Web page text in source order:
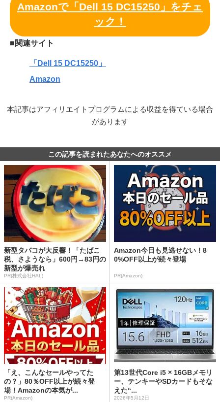
Amazonで「Dell 15 DC15250」をチェ
ック！
■関連サイト
「Dell 15 DC15250」
Amazon
本記事はアフィリエイトプログラムによる収益を得ている場合
があります
この記事を読まれたあなたへのオススメ
新型タバコが大反響！「たばこ
税、さようなら」600円→83円の
新型が爆売れ
PR(株式会社HAL)
Amazon今日も見逃せない！8
0%OFF以上が続々登場
PR(Amazon)
「え、こんなセールやってた
の？」80％OFF以上が続々登
場！Amazonの本気が...
PR(Amazon)
第13世代Core i5 × 16GBメモリ
ー、テンキーやSDカードもそな
えた“...
2026年5月12日